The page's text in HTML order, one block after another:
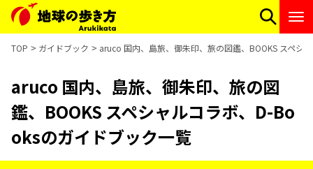
TOP ガイドブック aruco 国内、島旅、御朱印、旅の図鑑、BOOKS スペシ
aruco 国内、島旅、御朱印、旅の図
鑑、BOOKS スペシャルコラボ、D-Bo
oksのガイドブック一覧